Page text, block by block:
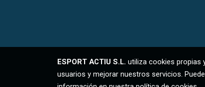
ESPORT ACTIU S.L. utiliza cookies propias
usuarios y mejorar nuestros servicios.